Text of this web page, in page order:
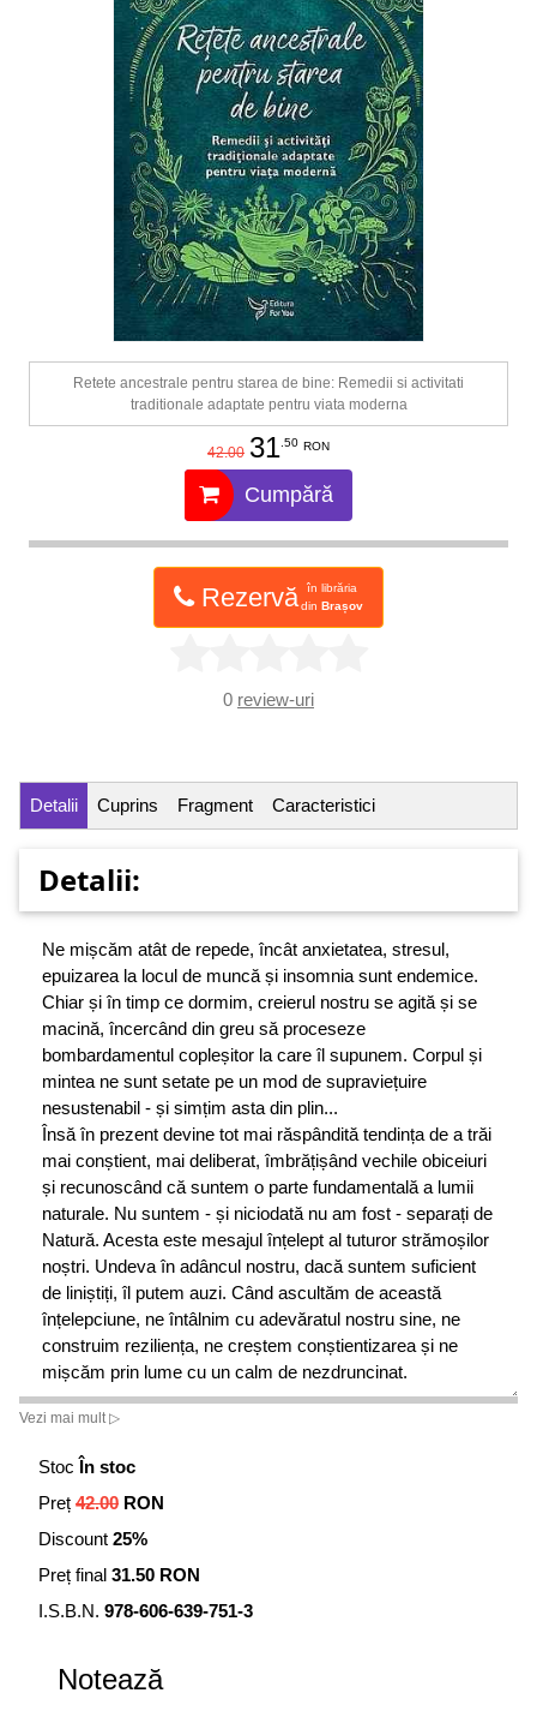
Retete ancestrale pentru starea de bine: Remedii si activitati
traditionale adaptate pentru viata moderna
42.00 31.50 RON
Cumpără
Rezervă
în librăria
din Brașov
0 review-uri
Detalii Cuprins Fragment Caracteristici
Detalii:
Ne mișcăm atât de repede, încât anxietatea, stresul,
epuizarea la locul de muncă și insomnia sunt endemice.
Chiar și în timp ce dormim, creierul nostru se agită și se
macină, încercând din greu să proceseze
bombardamentul copleșitor la care îl supunem. Corpul și
mintea ne sunt setate pe un mod de supraviețuire
nesustenabil - și simțim asta din plin...
Însă în prezent devine tot mai răspândită tendința de a trăi
mai conștient, mai deliberat, îmbrățișând vechile obiceiuri
și recunoscând că suntem o parte fundamentală a lumii
naturale. Nu suntem - și niciodată nu am fost - separați de
Natură. Acesta este mesajul înțelept al tuturor strămoșilor
noștri. Undeva în adâncul nostru, dacă suntem suficient
de liniștiți, îl putem auzi. Când ascultăm de această
înțelepciune, ne întâlnim cu adevăratul nostru sine, ne
construim reziliența, ne creștem conștientizarea și ne
mișcăm prin lume cu un calm de nezdruncinat.
Vezi mai mult ▷
Stoc În stoc
Preț 42.00 RON
Discount 25%
Preț final 31.50 RON
I.S.B.N. 978-606-639-751-3
Notează